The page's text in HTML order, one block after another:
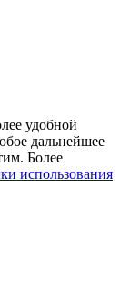
удобной
дальнейшее
Более
использования